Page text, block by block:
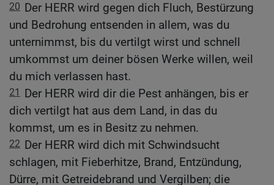
20 Der HERR wird gegen dich Fluch, Bestürzung
und Bedrohung entsenden in allem, was du
unternimmst, bis du vertilgt wirst und schnell
umkommst um deiner bösen Werke willen, weil
du mich verlassen hast.
21
Der HERR wird dir die Pest anhängen, bis er
dich vertilgt hat aus dem Land, in das du
kommst, um es in Besitz zu nehmen.
22 Der HERR wird dich mit Schwindsucht
schlagen, mit Fieberhitze, Brand, Entzündung,
Dürre, mit Getreidebrand und Vergilben; die